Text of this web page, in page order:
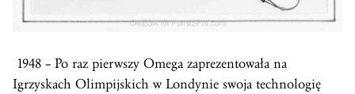
1948 – Po raz pierwszy Omega zaprezentowała na
Igrzyskach Olimpijskich w Londynie swoja technologię